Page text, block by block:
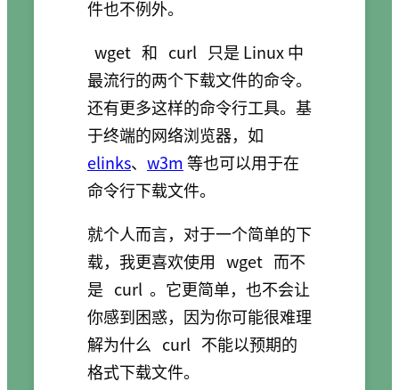
件也不例外。
wget 和 curl 只是 Linux 中
最流行的两个下载文件的命令。
还有更多这样的命令行工具。基
于终端的网络浏览器，如
elinks、 w3m等也可以用于在
命令行下载文件。
就个人而言，对于一个简单的下
载，我更喜欢使用 wget 而不
是 curl 。它更简单，也不会让
你感到困惑，因为你可能很难理
解为什么 curl 不能以预期的
格式下载文件。